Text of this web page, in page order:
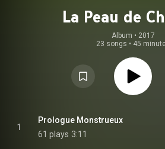
La Peau de
Album • 2017
23 songs • 45
1
Prologue Monstrueux
61 plays 3:11